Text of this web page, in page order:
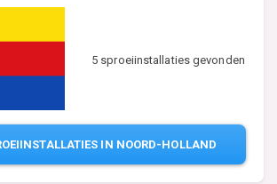
5 sproeiinstallaties gevonden
IN NOORD-HOLLAND